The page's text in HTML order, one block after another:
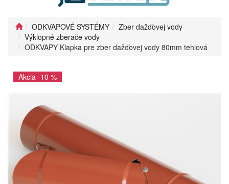
ODKVAPOVÉ SYSTÉMY
Zber dažďovej vody
Výklopné zberače vody
ODKVAPY Klapka pre zber dažďovej vody 80mm tehlová
Akcia -10 %